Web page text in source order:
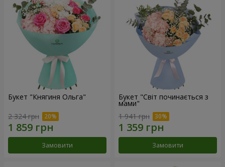
Букет "Княгиня Ольга"
2 324 грн
Замовити
Букет "Світ починається з
мами"
1 941 грн
Замовити